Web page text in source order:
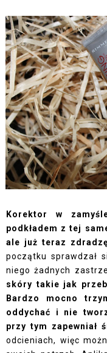
Korektor w
podkładem z tej
ale już teraz
początku sprawdzał
niego żadnych
skóry takie jak
Bardzo mocno
oddychać i nie
przy tym zapewniał
odcieniach, więc